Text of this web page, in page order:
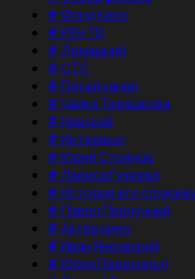
#Фонд Кино
#РЕН ТВ
#Домашний
#СТС
#Пятый канал
#Чайка Терешкова
#Невский
#Интервью
#Юрий Стоянов
#Лариса Гузеева
#История его
#Павел Прилучный
#Актер кино
#Иван Янковский
#Юлия Пересильд